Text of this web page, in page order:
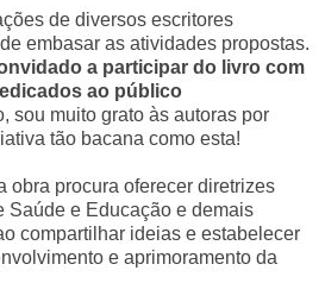
de diversos escritores
embasar as atividades propostas.
a participar do livro com
ao público
sou muito grato às autoras por
tão bacana como esta!
obra procura oferecer diretrizes
Saúde e Educação e demais
compartilhar ideias e estabelecer
e aprimoramento da